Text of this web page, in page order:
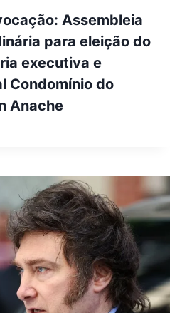
Assembleia
para eleição do
executiva e
Condomínio do
Anache